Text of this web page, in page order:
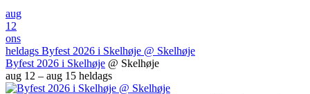
aug
12
ons
heldags Byfest 2026 i Skelhøje @ Skelhøje
Byfest 2026 i Skelhøje @ Skelhøje
aug 12 – aug 15 heldags